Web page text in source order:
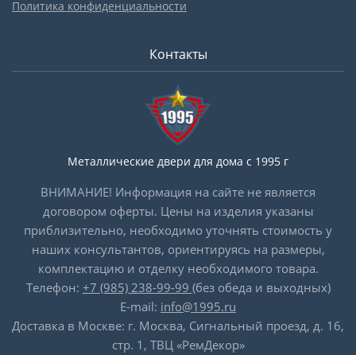
Политика конфиденциальности
Контакты
Металлические двери для дома с 1995 г
ВНИМАНИЕ! Информация на сайте не является
договором оферты. Цены на изделия указаны
приблизительно, необходимо уточнять стоимость у
наших консультантов, ориентируясь на размеры,
комплектацию и отделку необходимого товара.
Телефон: +7 (985) 238-99-99 (без обеда и выходных)
E-mail: info@1995.ru
Доставка в Москве: г. Москва, Сигнальный проезд, д. 16,
стр. 1, ТВЦ «РемДекор»